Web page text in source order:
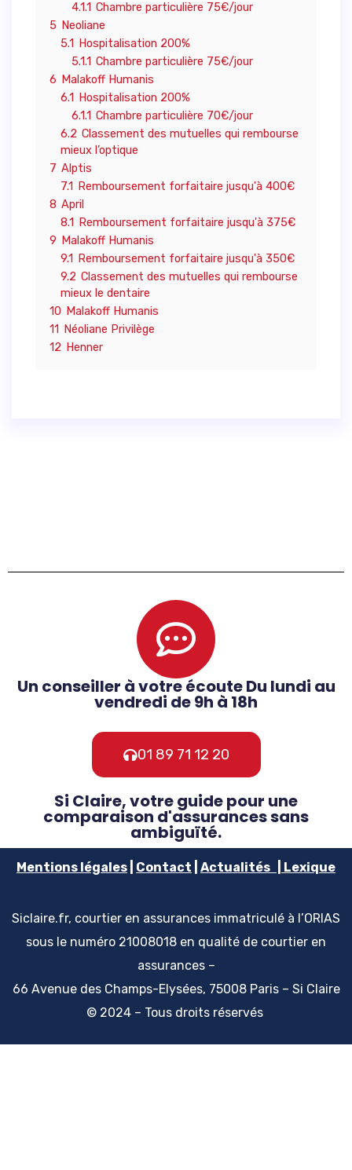
4.1.1 Chambre particulière 75€/jour
5 Neoliane
5.1 Hospitalisation 200%
5.1.1 Chambre particulière 75€/jour
6 Malakoff Humanis
6.1 Hospitalisation 200%
6.1.1 Chambre particulière 70€/jour
6.2 Classement des mutuelles qui rembourse
mieux l’optique
7 Alptis
7.1 Remboursement forfaitaire jusqu'à 400€
8 April
8.1 Remboursement forfaitaire jusqu'à 375€
9 Malakoff Humanis
9.1 Remboursement forfaitaire jusqu'à 350€
9.2 Classement des mutuelles qui rembourse
mieux le dentaire
10 Malakoff Humanis
11 Néoliane Privilège
12 Henner
Un conseiller à votre écoute Du lundi au
vendredi de 9h à 18h
01 89 71 12 20
Si Claire, votre guide pour une
comparaison d'assurances sans
ambiguïté.
Mentions légales Contact Actualités Lexique
Siclaire.fr, courtier en assurances immatriculé à l’ORIAS
sous le numéro 21008018 en qualité de courtier en
assurances –
66 Avenue des Champs-Elysées, 75008 Paris – Si Claire
© 2024 – Tous droits réservés